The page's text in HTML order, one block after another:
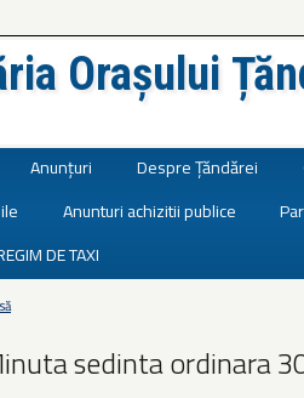
Orașului
Anunțuri Despre Țăndărei
Anunturi achizitii publice
DE TAXI
aici
sedinta ordinara